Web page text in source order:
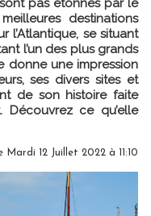
destinations
l’Atlantique, se situant
l’un des plus grands
donne une impression
ses divers sites et
de son histoire faite
ce qu’elle
12 Juillet 2022 à 11:10